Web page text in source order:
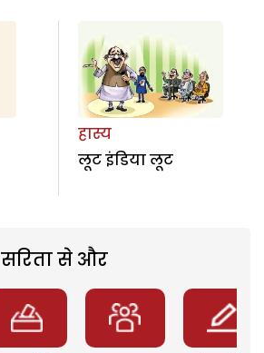
हास्य
लूट इंडिया लूट
सरिता से और